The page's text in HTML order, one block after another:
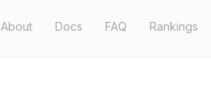
About Docs FAQ Rankings